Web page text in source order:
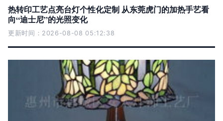
热转印工艺点亮台灯个性化定制 从东莞虎门的加热手艺看
向“迪士尼”的光照变化
更新时间：2026-08-08 05:12:38